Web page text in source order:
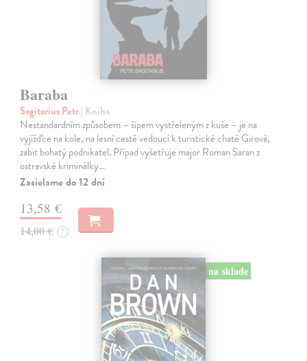
Baraba
Sagitarius Petr| Kniha
Nestandardním způsobem – šípem vystřeleným z kuše – je na
vyjížďce na kole, na lesní cestě vedoucí k turistické chatě Girová,
zabit bohatý podnikatel. Případ vyšetřuje major Roman Saran z
ostravské kriminálky…
Zasielame do 12 dní
13,58 €
14,00 € ?
na sklade